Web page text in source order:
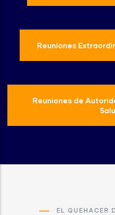
Reuniones
Reuniones de
EL QUEHACER